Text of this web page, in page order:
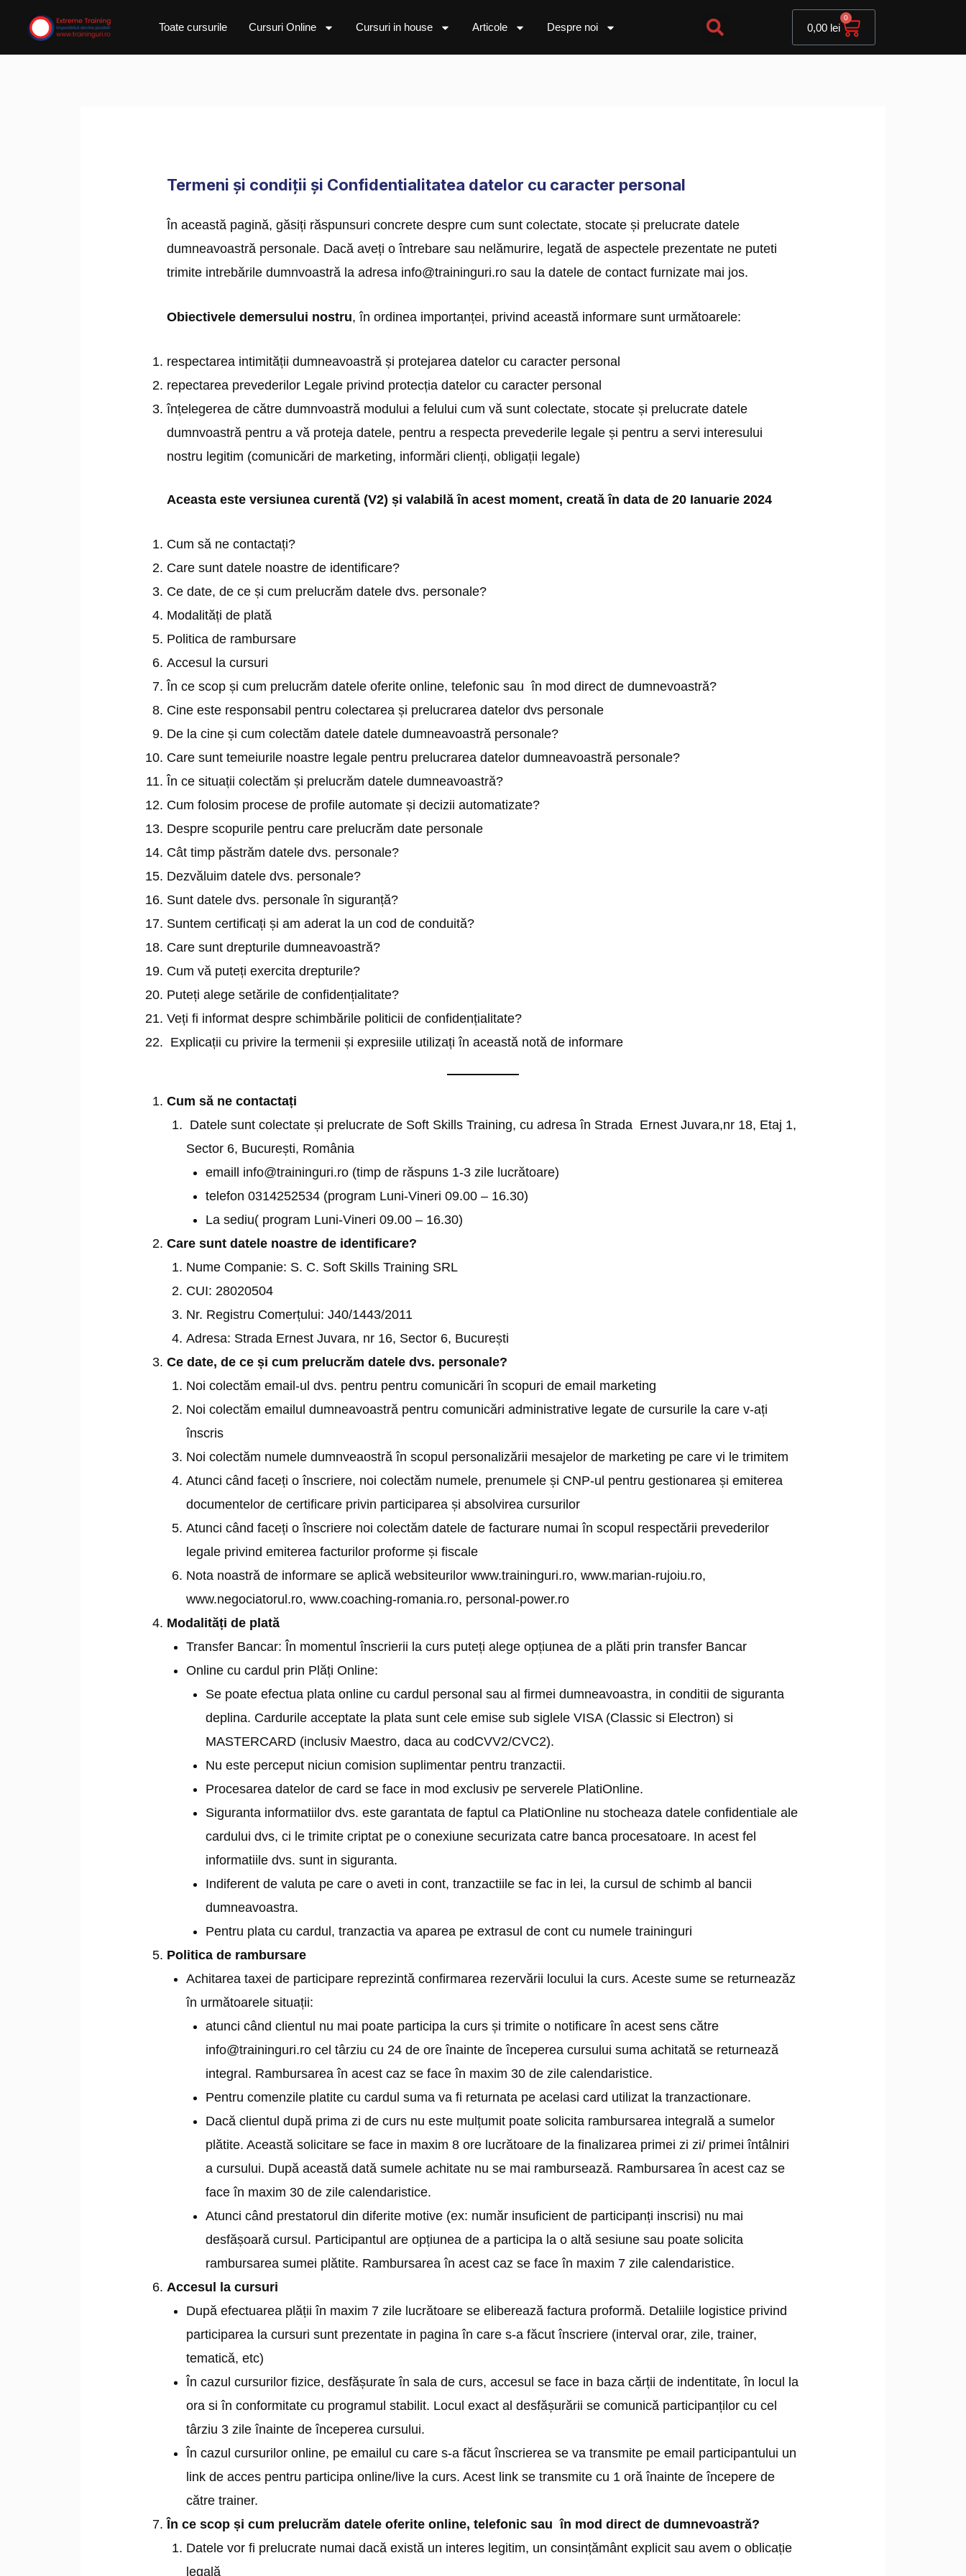
content
Toate cursurile Cursuri Online Cursuri in house Articole Despre noi 0,00 lei
0
Cart
Termeni și condiții și Confidentialitatea datelor cu caracter personal
În această pagină, găsiți răspunsuri concrete despre cum sunt colectate, stocate și prelucrate datele
dumneavoastră personale. Dacă aveți o întrebare sau nelămurire, legată de aspectele prezentate ne puteti
trimite intrebările dumnvoastră la adresa info@traininguri.ro sau la datele de contact furnizate mai jos.
Obiectivele demersului nostru, în ordinea importanței, privind această informare sunt următoarele:
respectarea intimității dumneavoastră și protejarea datelor cu caracter personal
repectarea prevederilor Legale privind protecția datelor cu caracter personal
înțelegerea de către dumnvoastră modului a felului cum vă sunt colectate, stocate și prelucrate datele
dumnvoastră pentru a vă proteja datele, pentru a respecta prevederile legale și pentru a servi interesului
nostru legitim (comunicări de marketing, informări clienți, obligații legale)
Aceasta este versiunea curentă (V2) și valabilă în acest moment, creată în data de 20 Ianuarie 2024
Cum să ne contactați?
Care sunt datele noastre de identificare?
Ce date, de ce și cum prelucrăm datele dvs. personale?
Modalități de plată
Politica de rambursare
Accesul la cursuri
În ce scop și cum prelucrăm datele oferite online, telefonic sau în mod direct de dumnevoastră?
Cine este responsabil pentru colectarea și prelucrarea datelor dvs personale
De la cine și cum colectăm datele datele dumneavoastră personale?
Care sunt temeiurile noastre legale pentru prelucrarea datelor dumneavoastră personale?
În ce situații colectăm și prelucrăm datele dumneavoastră?
Cum folosim procese de profile automate și decizii automatizate?
Despre scopurile pentru care prelucrăm date personale
Cât timp păstrăm datele dvs. personale?
Dezvăluim datele dvs. personale?
Sunt datele dvs. personale în siguranță?
Suntem certificați și am aderat la un cod de conduită?
Care sunt drepturile dumneavoastră?
Cum vă puteți exercita drepturile?
Puteți alege setările de confidențialitate?
Veți fi informat despre schimbările politicii de confidențialitate?
Explicații cu privire la termenii și expresiile utilizați în această notă de informare
Cum să ne contactați
Datele sunt colectate și prelucrate de Soft Skills Training, cu adresa în Strada Ernest Juvara,nr 18, Etaj 1,
Sector 6, București, România
emaill info@traininguri.ro (timp de răspuns 1-3 zile lucrătoare)
telefon 0314252534 (program Luni-Vineri 09.00 – 16.30)
La sediu( program Luni-Vineri 09.00 – 16.30)
Care sunt datele noastre de identificare?
Nume Companie: S. C. Soft Skills Training SRL
CUI: 28020504
Nr. Registru Comerțului: J40/1443/2011
Adresa: Strada Ernest Juvara, nr 16, Sector 6, București
Ce date, de ce și cum prelucrăm datele dvs. personale?
Noi colectăm email-ul dvs. pentru pentru comunicări în scopuri de email marketing
Noi colectăm emailul dumneavoastră pentru comunicări administrative legate de cursurile la care v-ați
înscris
Noi colectăm numele dumnveaostră în scopul personalizării mesajelor de marketing pe care vi le trimitem
Atunci când faceți o înscriere, noi colectăm numele, prenumele și CNP-ul pentru gestionarea și emiterea
documentelor de certificare privin participarea și absolvirea cursurilor
Atunci când faceți o înscriere noi colectăm datele de facturare numai în scopul respectării prevederilor
legale privind emiterea facturilor proforme și fiscale
Nota noastră de informare se aplică websiteurilor www.traininguri.ro, www.marian-rujoiu.ro,
www.negociatorul.ro, www.coaching-romania.ro, personal-power.ro
Modalități de plată
Transfer Bancar: În momentul înscrierii la curs puteți alege opțiunea de a plăti prin transfer Bancar
Online cu cardul prin Plăți Online:
Se poate efectua plata online cu cardul personal sau al firmei dumneavoastra, in conditii de siguranta
deplina. Cardurile acceptate la plata sunt cele emise sub siglele VISA (Classic si Electron) si
MASTERCARD (inclusiv Maestro, daca au codCVV2/CVC2).
Nu este perceput niciun comision suplimentar pentru tranzactii.
Procesarea datelor de card se face in mod exclusiv pe serverele PlatiOnline.
Siguranta informatiilor dvs. este garantata de faptul ca PlatiOnline nu stocheaza datele confidentiale ale
cardului dvs, ci le trimite criptat pe o conexiune securizata catre banca procesatoare. In acest fel
informatiile dvs. sunt in siguranta.
Indiferent de valuta pe care o aveti in cont, tranzactiile se fac in lei, la cursul de schimb al bancii
dumneavoastra.
Pentru plata cu cardul, tranzactia va aparea pe extrasul de cont cu numele traininguri
Politica de rambursare
Achitarea taxei de participare reprezintă confirmarea rezervării locului la curs. Aceste sume se returneazăz
în următoarele situații:
atunci când clientul nu mai poate participa la curs și trimite o notificare în acest sens către
info@traininguri.ro cel târziu cu 24 de ore înainte de începerea cursului suma achitată se returnează
integral. Rambursarea în acest caz se face în maxim 30 de zile calendaristice.
Pentru comenzile platite cu cardul suma va fi returnata pe acelasi card utilizat la tranzactionare.
Dacă clientul după prima zi de curs nu este mulțumit poate solicita rambursarea integrală a sumelor
plătite. Această solicitare se face in maxim 8 ore lucrătoare de la finalizarea primei zi zi/ primei întâlniri
a cursului. După această dată sumele achitate nu se mai rambursează. Rambursarea în acest caz se
face în maxim 30 de zile calendaristice.
Atunci când prestatorul din diferite motive (ex: număr insuficient de participanți inscrisi) nu mai
desfășoară cursul. Participantul are opțiunea de a participa la o altă sesiune sau poate solicita
rambursarea sumei plătite. Rambursarea în acest caz se face în maxim 7 zile calendaristice.
Accesul la cursuri
După efectuarea plății în maxim 7 zile lucrătoare se eliberează factura proformă. Detaliile logistice privind
participarea la cursuri sunt prezentate in pagina în care s-a făcut înscriere (interval orar, zile, trainer,
tematică, etc)
În cazul cursurilor fizice, desfășurate în sala de curs, accesul se face in baza cărții de indentitate, în locul la
ora si în conformitate cu programul stabilit. Locul exact al desfășurării se comunică participanților cu cel
târziu 3 zile înainte de începerea cursului.
În cazul cursurilor online, pe emailul cu care s-a făcut înscrierea se va transmite pe email participantului un
link de acces pentru participa online/live la curs. Acest link se transmite cu 1 oră înainte de începere de
către trainer.
În ce scop și cum prelucrăm datele oferite online, telefonic sau în mod direct de dumnevoastră?
Datele vor fi prelucrate numai dacă există un interes legitim, un consințământ explicit sau avem o oblicație
legală